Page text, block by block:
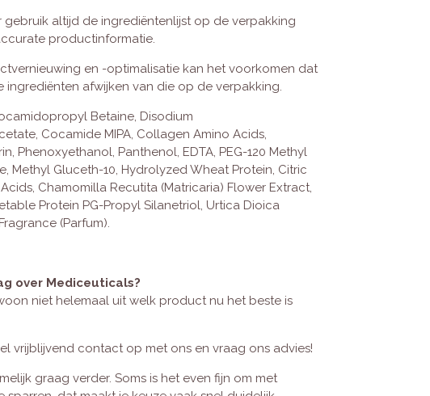
altijd de ingrediëntenlijst op de verpakking
productinformatie.
en -optimalisatie kan het voorkomen dat
ingrediënten afwijken van die op de verpakking.
Betaine, Disodium
Cocamide MIPA, Collagen Amino Acids,
Phenoxyethanol, Panthenol, EDTA, PEG-120 Methyl
Methyl Gluceth-10, Hydrolyzed Wheat Protein, Citric
Chamomilla Recutita (Matricaria) Flower Extract,
Protein PG-Propyl Silanetriol, Urtica Dioica
(Parfum).
over Mediceuticals?
niet helemaal uit welk product nu het beste is
vrijblijvend contact op met ons en vraag ons advies!
graag verder. Soms is het even fijn om met